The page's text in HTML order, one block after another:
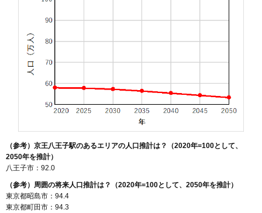
（参考）京王八王子駅のあるエリアの人口推計は？（2020年=100として、
2050年を推計）
八王子市：92.0
（参考）周囲の将来人口推計は？（2020年=100として、2050年を推計）
東京都昭島市：94.4
東京都町田市：94.3